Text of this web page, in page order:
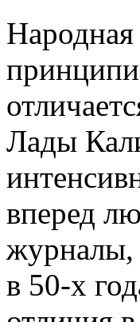
Народная
Лады
вперед
журналы,
в 50-х